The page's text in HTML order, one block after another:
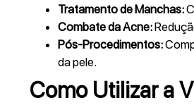
Tratamento de Manchas:
Combate da Acne:
Pós-Procedimentos:
da pele.
Como Utilizar a